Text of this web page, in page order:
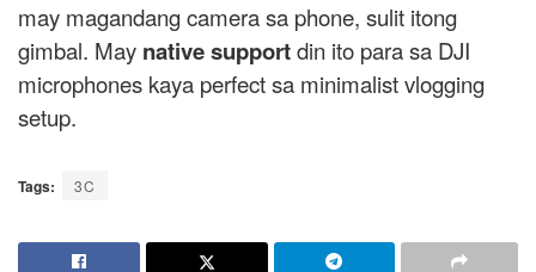
may magandang camera sa phone, sulit itong
gimbal. May native supportdin ito para sa DJI
microphones kaya perfect sa minimalist vlogging
setup.
Tags: 3C